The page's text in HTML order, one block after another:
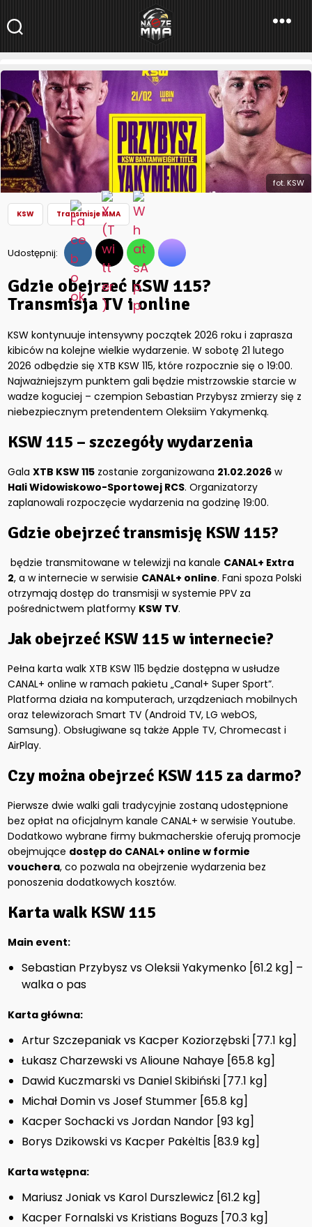
NaszeMMA
NaszeMMA.pl»Aktualności»Polskie MMA»KSW»Gdzie obejrzeć
KSW 115? Transmisja TV i online
fot. KSW
KSW Transmisje MMA
Udostępnij:
Gdzie obejrzeć KSW 115?
Transmisja TV i online
KSW kontynuuje intensywny początek 2026 roku i zaprasza
kibiców na kolejne wielkie wydarzenie. W sobotę 21 lutego
2026 odbędzie się XTB KSW 115, które rozpocznie się o 19:00.
Najważniejszym punktem gali będzie mistrzowskie starcie w
wadze koguciej – czempion Sebastian Przybysz zmierzy się z
niebezpiecznym pretendentem Oleksiim Yakymenką.
KSW 115 – szczegóły wydarzenia
GalaXTB KSW 115 zostanie zorganizowana 21.02.2026 w
Hali Widowiskowo-Sportowej RCS. Organizatorzy
zaplanowali rozpoczęcie wydarzenia na godzinę 19:00.
Gdzie obejrzeć transmisję KSW 115?
będzie transmitowane w telewizji na kanale CANAL+ Extra
2, a w internecie w serwisie CANAL+ online. Fani spoza Polski
otrzymają dostęp do transmisji w systemie PPV za
pośrednictwem platformy KSW TV.
Jak obejrzeć KSW 115 w internecie?
Pełna karta walk XTB KSW 115 będzie dostępna w usłudze
CANAL+ online w ramach pakietu „Canal+ Super Sport”.
Platforma działa na komputerach, urządzeniach mobilnych
oraz telewizorach Smart TV (Android TV, LG webOS,
Samsung). Obsługiwane są także Apple TV, Chromecast i
AirPlay.
Czy można obejrzeć KSW 115 za darmo?
Pierwsze dwie walki gali tradycyjnie zostaną udostępnione
bez opłat na oficjalnym kanale CANAL+ w serwisie Youtube.
Dodatkowo wybrane firmy bukmacherskie oferują promocje
obejmujące dostęp do CANAL+ online w formie
vouchera, co pozwala na obejrzenie wydarzenia bez
ponoszenia dodatkowych kosztów.
Karta walk KSW 115
Main event:
Sebastian Przybysz vs Oleksii Yakymenko [61.2 kg] –
walka o pas
Karta główna:
Artur Szczepaniak vs Kacper Koziorzębski [77.1 kg]
Łukasz Charzewski vs Alioune Nahaye [65.8 kg]
Dawid Kuczmarski vs Daniel Skibiński [77.1 kg]
Michał Domin vs Josef Stummer [65.8 kg]
Kacper Sochacki vs Jordan Nandor [93 kg]
Borys Dzikowski vs Kacper Pakėltis [83.9 kg]
Karta wstępna:
Mariusz Joniak vs Karol Durszlewicz [61.2 kg]
Kacper Fornalski vs Kristians Boguzs [70.3 kg]